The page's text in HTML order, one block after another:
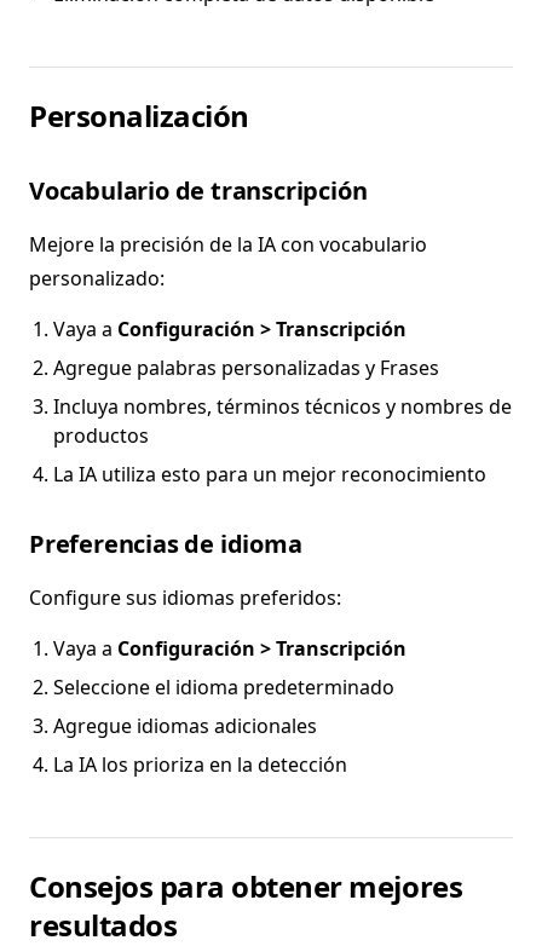
Personalización
Vocabulario de transcripción
Mejore la precisión de la IA con vocabulario
personalizado:
Vaya a Configuración > Transcripción
Agregue palabras personalizadas y Frases
Incluya nombres, términos técnicos y nombres de
productos
La IA utiliza esto para un mejor reconocimiento
Preferencias de idioma
Configure sus idiomas preferidos:
Vaya a Configuración > Transcripción
Seleccione el idioma predeterminado
Agregue idiomas adicionales
La IA los prioriza en la detección
Consejos para obtener mejores
resultados